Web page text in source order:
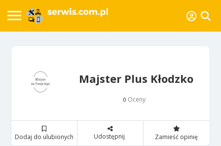
Majster Plus Kłodzko
0 Oceny
Dodaj do ulubionych Udostępnij Zamieść opinię